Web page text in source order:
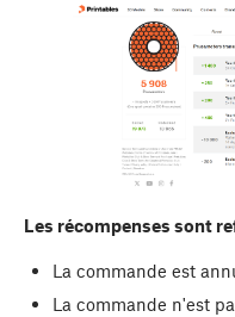
Les récompenses sont
La commande est
La commande n'est